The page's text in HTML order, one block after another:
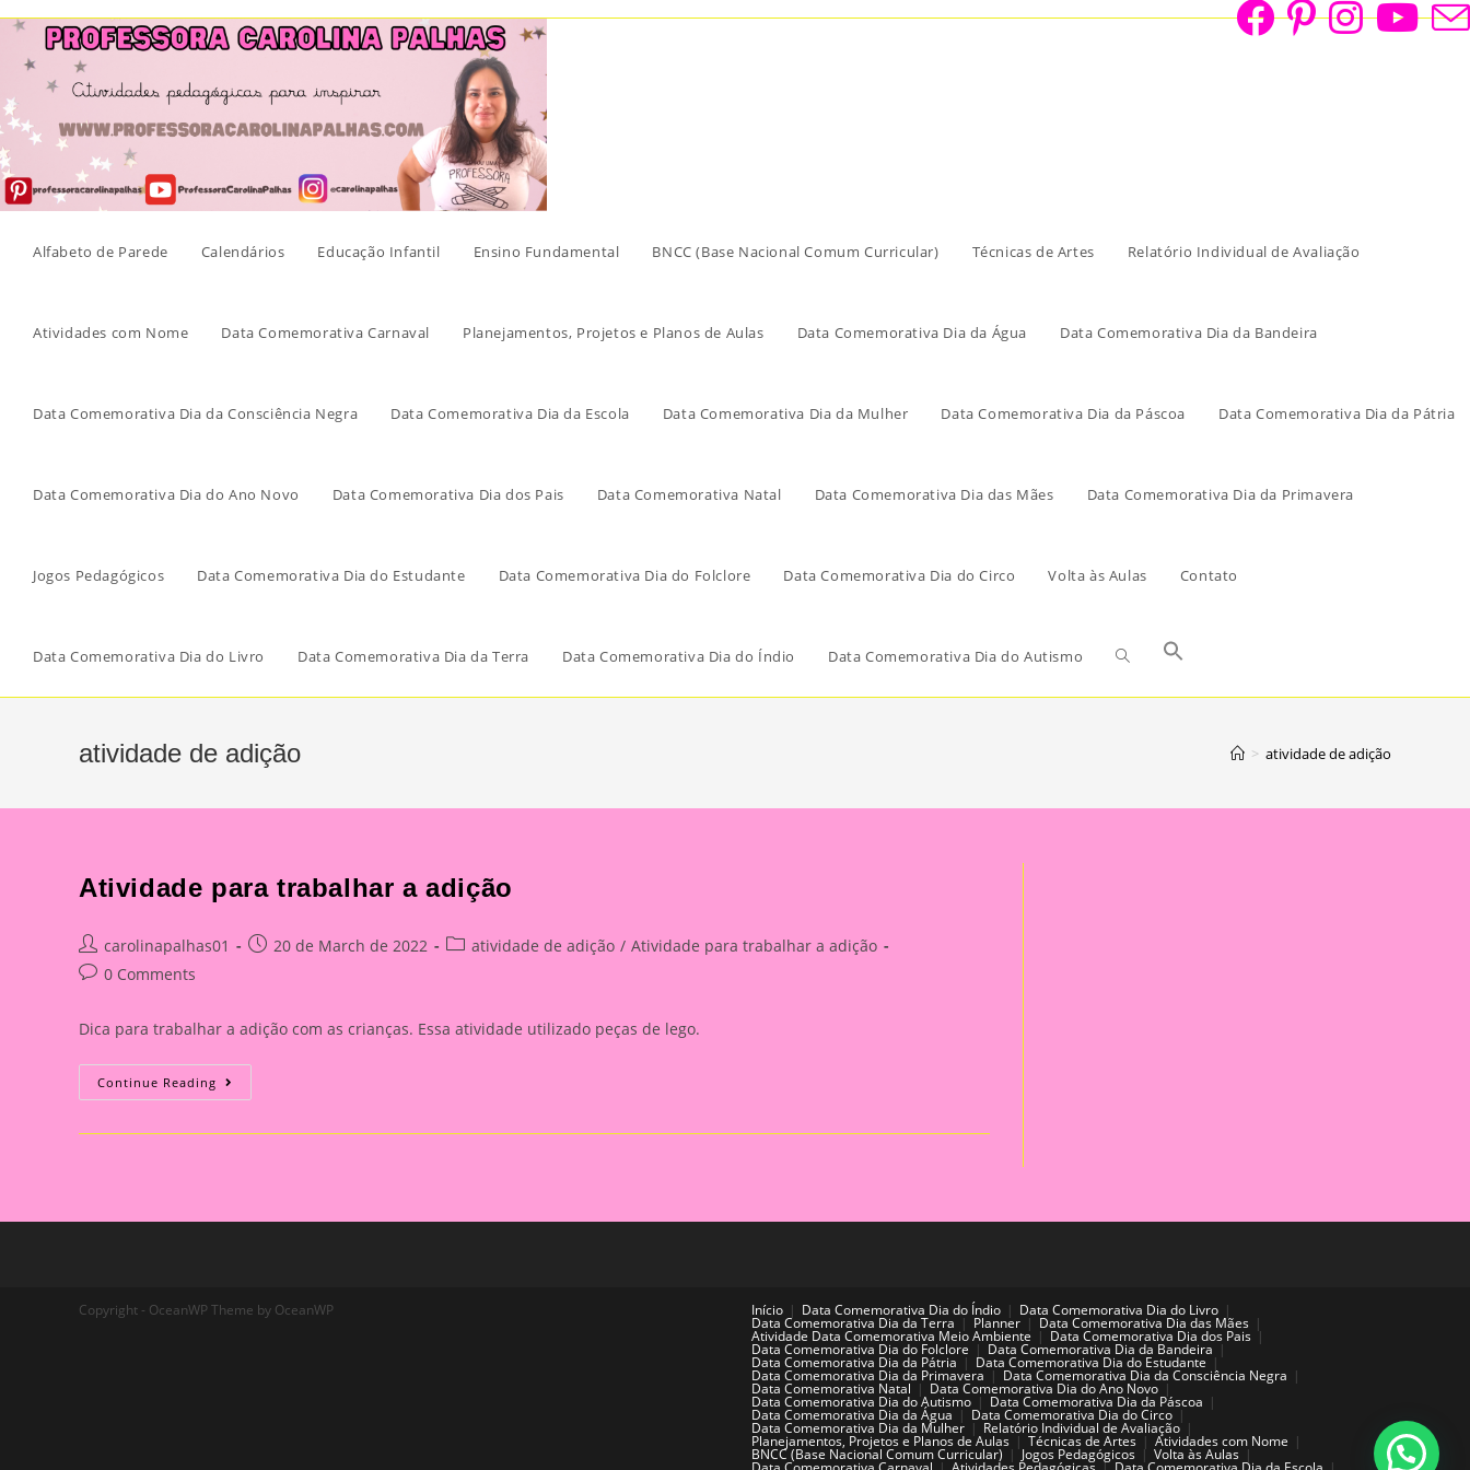
Skip
content
Alfabeto de Parede Calendários Educação Infantil Ensino Fundamental BNCC (Base Nacional Comum Curricular) Técnicas de Artes Relatório Individual de Avaliação
Atividades com Nome Data Comemorativa Carnaval Planejamentos, Projetos e Planos de Aulas Data Comemorativa Dia da Água Data Comemorativa Dia da Bandeira
Data Comemorativa Dia da Consciência Negra Data Comemorativa Dia da Escola Data Comemorativa Dia da Mulher Data Comemorativa Dia da Páscoa Data Comemorativa Dia da Pátria
Data Comemorativa Dia do Ano Novo Data Comemorativa Dia dos Pais Data Comemorativa Natal Data Comemorativa Dia das Mães Data Comemorativa Dia da Primavera
Jogos Pedagógicos Data Comemorativa Dia do Estudante Data Comemorativa Dia do Folclore Data Comemorativa Dia do Circo Volta às Aulas Contato
Data Comemorativa Dia do Livro Data Comemorativa Dia da Terra Data Comemorativa Dia do Índio Data Comemorativa Dia do Autismo
atividade de adição > atividade de adição
Atividade para trabalhar a adição
Post
author:
carolinapalhas01
Post20 de March de 2022
Postatividade de adição / Atividade para trabalhar a adição
Post0 Comments
Dica para trabalhar a adição com as crianças. Essa atividade utilizado peças de lego.
Continue Reading Atividade
Para
A
Início Data Comemorativa Dia do Índio Data Comemorativa Dia do Livro
Data Comemorativa Dia da Terra Planner Data Comemorativa Dia das Mães
Atividade Data Comemorativa Meio Ambiente Data Comemorativa Dia dos Pais
Data Comemorativa Dia do Folclore Data Comemorativa Dia da Bandeira
Data Comemorativa Dia da Pátria Data Comemorativa Dia do Estudante
Data Comemorativa Dia da Primavera Data Comemorativa Dia da Consciência Negra
Data Comemorativa Natal Data Comemorativa Dia do Ano Novo
Data Comemorativa Dia do Autismo Data Comemorativa Dia da Páscoa
Data Comemorativa Dia da Água Data Comemorativa Dia do Circo
Data Comemorativa Dia da Mulher Relatório Individual de Avaliação
Planejamentos, Projetos e Planos de Aulas Técnicas de Artes Atividades com Nome
BNCC (Base Nacional Comum Curricular) Jogos Pedagógicos Volta às Aulas
Copyright - OceanWP Theme by OceanWP